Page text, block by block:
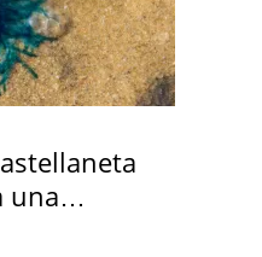
una